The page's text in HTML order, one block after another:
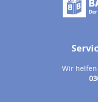
Wir